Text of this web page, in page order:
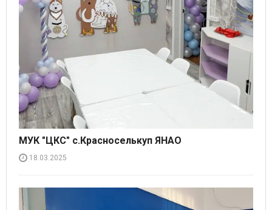
МУК "ЦКС" с.Красноселькуп ЯНАО
18.03.2025